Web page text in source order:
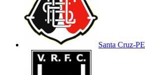
Santa Cruz-PE